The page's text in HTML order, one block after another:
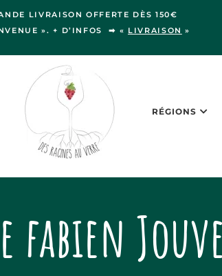
LIVRAISON OFFERTE DÈS 150€
». + D’INFOS ➡ « LIVRAISON »
RÉGIONS
fabien